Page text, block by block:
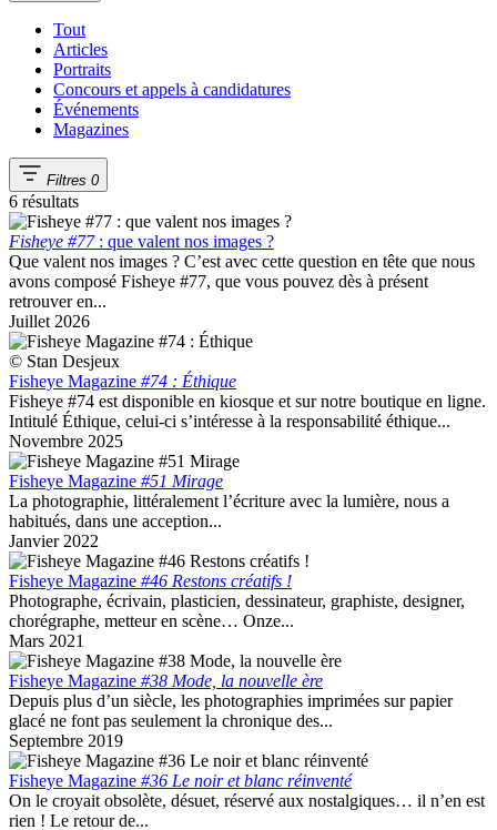
Tout
Articles
Portraits
Concours et appels à candidatures
Événements
Magazines
Filtres 0
6 résultats
Fisheye #77: que valent nos images ?
Que valent nos images ? C’est avec cette question en tête que nous
avons composé Fisheye #77, que vous pouvez dès à présent
retrouver en...
Juillet 2026
© Stan Desjeux
Fisheye Magazine #74 : Éthique
Fisheye #74 est disponible en kiosque et sur notre boutique en ligne.
Intitulé Éthique, celui-ci s’intéresse à la responsabilité éthique...
Novembre 2025
Fisheye Magazine #51 Mirage
La photographie, littéralement l’écriture avec la lumière, nous a
habitués, dans une acception...
Janvier 2022
Fisheye Magazine #46 Restons créatifs !
Photographe, écrivain, plasticien, dessinateur, graphiste, designer,
chorégraphe, metteur en scène… Onze...
Mars 2021
Fisheye Magazine #38 Mode, la nouvelle ère
Depuis plus d’un siècle, les photographies imprimées sur papier
glacé ne font pas seulement la chronique des...
Septembre 2019
Fisheye Magazine #36 Le noir et blanc réinventé
On le croyait obsolète, désuet, réservé aux nostalgiques… il n’en est
rien ! Le retour de...